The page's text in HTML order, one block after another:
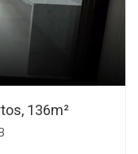
136m²